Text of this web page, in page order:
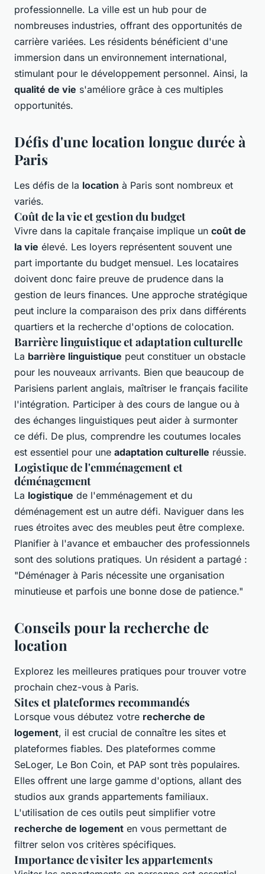
professionnelle. La ville est un hub pour de
nombreuses industries, offrant des opportunités de
carrière variées. Les résidents bénéficient d'une
immersion dans un environnement international,
stimulant pour le développement personnel. Ainsi, la
qualité de vie s'améliore grâce à ces multiples
opportunités.
Défis d'une location longue durée à
Paris
Les défis de la location à Paris sont nombreux et
variés.
Coût de la vie et gestion du budget
Vivre dans la capitale française implique un coût de
la vie élevé. Les loyers représentent souvent une
part importante du budget mensuel. Les locataires
doivent donc faire preuve de prudence dans la
gestion de leurs finances. Une approche stratégique
peut inclure la comparaison des prix dans différents
quartiers et la recherche d'options de colocation.
Barrière linguistique et adaptation culturelle
La barrière linguistique peut constituer un obstacle
pour les nouveaux arrivants. Bien que beaucoup de
Parisiens parlent anglais, maîtriser le français facilite
l'intégration. Participer à des cours de langue ou à
des échanges linguistiques peut aider à surmonter
ce défi. De plus, comprendre les coutumes locales
est essentiel pour une adaptation culturelle réussie.
Logistique de l'emménagement et
déménagement
La logistique de l'emménagement et du
déménagement est un autre défi. Naviguer dans les
rues étroites avec des meubles peut être complexe.
Planifier à l'avance et embaucher des professionnels
sont des solutions pratiques. Un résident a partagé :
"Déménager à Paris nécessite une organisation
minutieuse et parfois une bonne dose de patience."
Conseils pour la recherche de
location
Explorez les meilleures pratiques pour trouver votre
prochain chez-vous à Paris.
Sites et plateformes recommandés
Lorsque vous débutez votre recherche de
logement, il est crucial de connaître les sites et
plateformes fiables. Des plateformes comme
SeLoger, Le Bon Coin, et PAP sont très populaires.
Elles offrent une large gamme d'options, allant des
studios aux grands appartements familiaux.
L'utilisation de ces outils peut simplifier votre
recherche de logement en vous permettant de
filtrer selon vos critères spécifiques.
Importance de visiter les appartements